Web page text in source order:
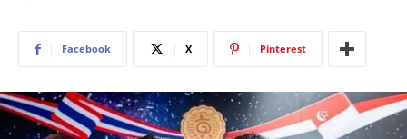
Facebook X Pinterest